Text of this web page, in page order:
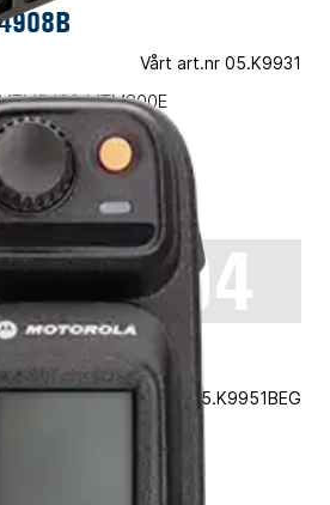
Vårt art.nr 05.K9931
MTM800E
Vårt art.nr 05.K9951BEG
montage begagnat